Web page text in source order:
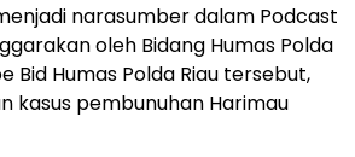
menjadi narasumber dalam Podcast
oleh Bidang Humas Polda
Bid Humas Polda Riau tersebut,
kasus pembunuhan Harimau